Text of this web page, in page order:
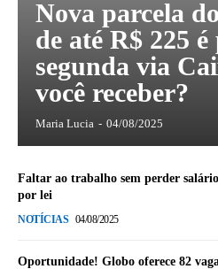
Nova parcela
de até R$ 225 é
segunda via
você receber?
Maria Lucia - 04/08/2025
Faltar ao trabalho sem perder
por lei
NOTÍCIAS 04/08/2025
Oportunidade! Globo oferece 82